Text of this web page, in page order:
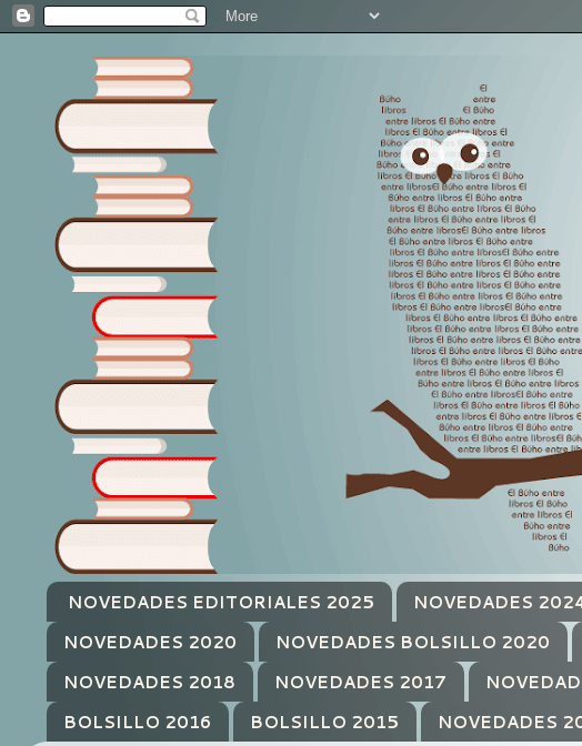
NOVEDADES EDITORIALES 2025 NOVEDADES
NOVEDADES 2020
NOVEDADES BOLSILLO 2020
NOVEDADES 2018
NOVEDADES 2017
BOLSILLO 2016
BOLSILLO 2015 NOVEDADES